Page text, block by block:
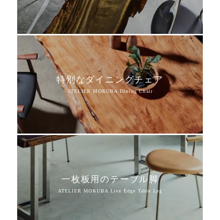
特別なダイニングチェア
一枚板用のテーブル脚